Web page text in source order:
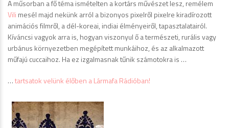
A műsorban a fő téma ismételten a kortárs művészet lesz, remélem
Vili mesél majd nekünk arról a bizonyos pixelről pixelre kiradírozott
animációs filmről, a dél-koreai, indiai élményeiről, tapasztalatairól.
Kíváncsi vagyok arra is, hogyan viszonyul ő a természeti, rurális vagy
urbánus környezetben megépített munkáihoz, és az alkalmazott
műfajú cuccaihoz. Ha ez izgalmasnak tűnik számotokra is …
…tartsatok velünk élőben a Lármafa Rádióban!